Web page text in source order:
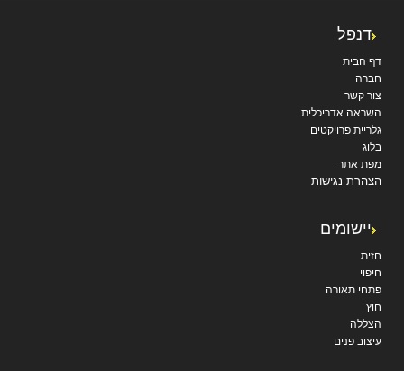
דנפל
דף הבית
חברה
צור קשר
השראה אדריכלית
גלריית פרויקטים
בלוג
מפת אתר
הצהרת נגישות
יישומים
חזית
חיפוי
פתחי תאורה
חוץ
הצללה
עיצוב פנים